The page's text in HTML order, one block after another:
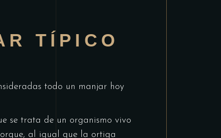
TÍPICO
todo un manjar hoy
se trata de un organismo vivo
al igual que la ortiga